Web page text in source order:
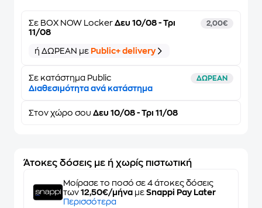
Σε BOX NOW Locker Δευ 10/08 - Τρι
11/08
2,00€
ή ΔΩΡΕΑΝ με Public+ delivery
Σε κατάστημα Public ΔΩΡΕΑΝ
Διαθεσιμότητα ανά κατάστημα
Στον χώρο σου Δευ 10/08 - Τρι 11/08
Άτοκες δόσεις με ή χωρίς πιστωτική
Μοίρασε το ποσό σε 4 άτοκες δόσεις
των 12,50€/μήνα με Snappi Pay Later
Περισσότερα